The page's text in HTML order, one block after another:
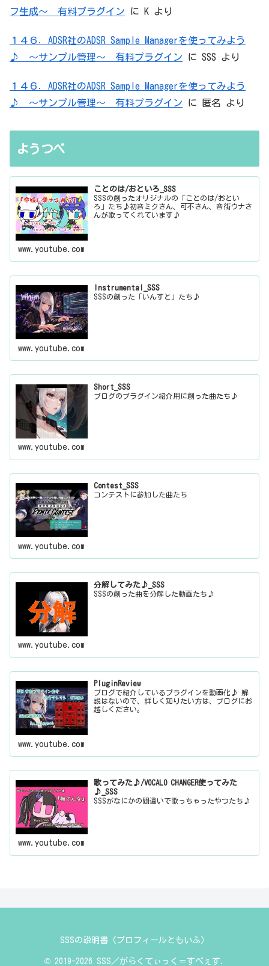
フ生成～ 有料プラグイン に K より
１４６．ADSR社のADSR Sample Managerを使ってみよう
♪ ～サンプル管理～ 有料プラグイン に SSS より
１４６．ADSR社のADSR Sample Managerを使ってみよう
♪ ～サンプル管理～ 有料プラグイン に 匿名 より
ようつべ
ことのは/おといろ_SSS
SSSの創ったオリジナルの「ことのは/おとい
ろ」たち♪初音ミクさん、可不さん、音街ウナさ
んが歌ってくれています♪
www.youtube.com
Instrumental_SSS
SSSの創った「いんすと」たち♪
www.youtube.com
Short_SSS
ブログのプラグイン紹介用に創った曲たち♪
www.youtube.com
Contest_SSS
コンテストに参加した曲たち
www.youtube.com
分解してみた♪_SSS
SSSの創った曲を分解した動画たち♪
www.youtube.com
PluginReview
ブログで紹介しているプラグインを動画化♪ 解
説はないので、詳しく知りたい方は、ブログにお
越しください。
www.youtube.com
歌ってみた♪/VOCALO CHANGER使ってみた
♪_SSS
SSSがなにかの間違いで歌っちゃったやつたち♪
www.youtube.com
SSSの説明書（プロフィールともいふ）
© 2019-2026 SSS／がらくてぃっく＝すぺぇす.